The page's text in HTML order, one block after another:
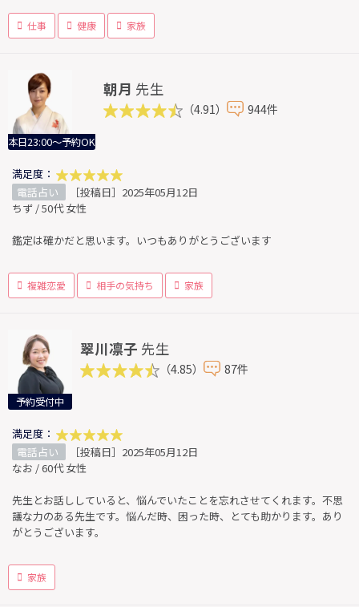
仕事 健康 家族
本日23:00～予約OK
朝月 先生
（4.91） 944件
満足度：
電話占い
［投稿日］2025年05月12日
ちず / 50代 女性
鑑定は確かだと思います。いつもありがとうございます
複雑恋愛 相手の気持ち 家族
予約受付中
翠川凛子 先生
（4.85） 87件
満足度：
電話占い
［投稿日］2025年05月12日
なお / 60代 女性
先生とお話ししていると、悩んでいたことを忘れさせてくれます。不思
議な力のある先生です。悩んだ時、困った時、とても助かります。あり
がとうございます。
家族